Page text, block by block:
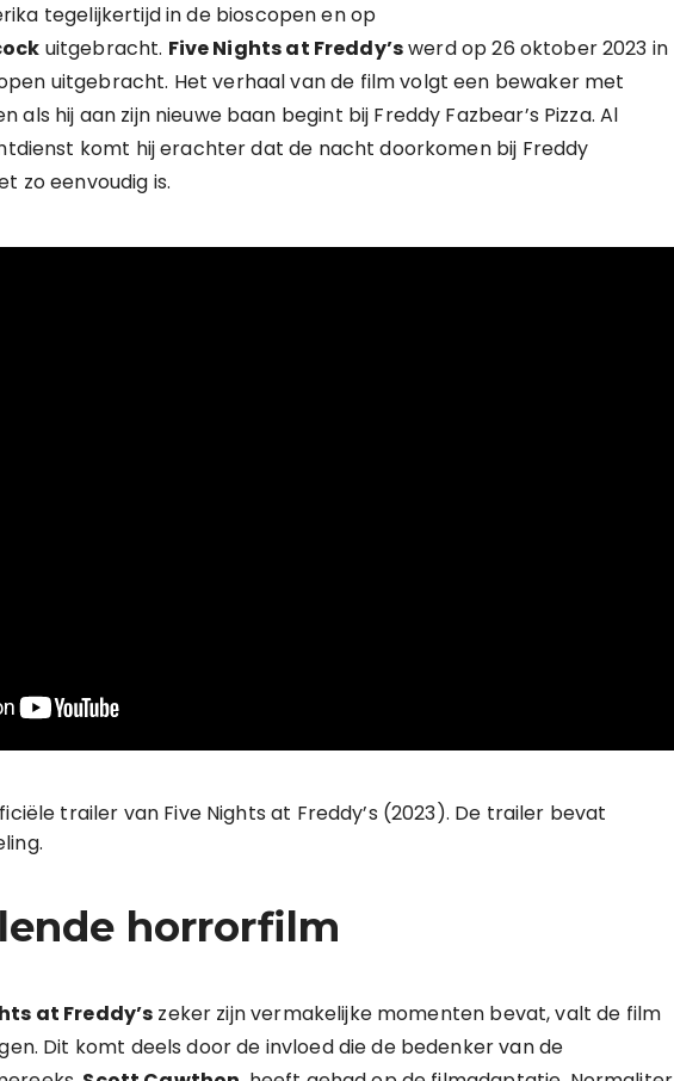
tegelijkertijd in de bioscopen en op
uitgebracht. Five Nights at Freddy’swerd op 26 oktober 2023 in
uitgebracht. Het verhaal van de film volgt een bewaker met
als hij aan zijn nieuwe baan begint bij Freddy Fazbear’s Pizza. Al
komt hij erachter dat de nacht doorkomen bij Freddy
zo eenvoudig is.
trailer van Five Nights at Freddy’s (2023). De trailer bevat
horrorfilm
at Freddy’s zeker zijn vermakelijke momenten bevat, valt de film
Dit komt deels door de invloed die de bedenker van de